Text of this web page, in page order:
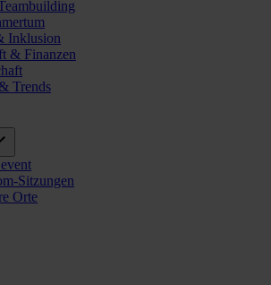
Inklusion
& Finanzen
Trends
Sitzungen
Orte